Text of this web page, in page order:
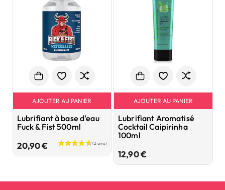
AJOUTER AU PANIER
Lubrifiant à base d'eau
Fuck & Fist 500ml
20,90 €Prix
AJOUTER AU PANIER
Lubrifiant Aromatisé
Cocktail Caipirinha
100ml
12,90 €Prix